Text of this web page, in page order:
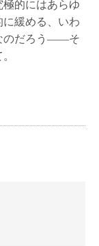
的にはあらゆ
緩める、いわ
のだろう――そ